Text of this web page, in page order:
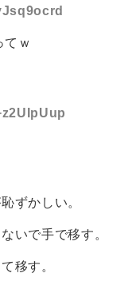
ｗ
ずかしい。
いで手で移す。
移す。